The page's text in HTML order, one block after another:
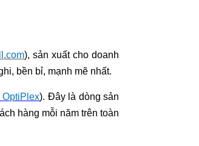
), sản xuất cho doanh
bền bỉ, mạnh mẽ nhất.
). Đây là dòng sản
hàng mỗi năm trên toàn